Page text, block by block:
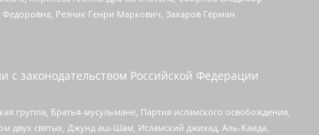
Резник Генри Маркович, Захаров Герман
законодательством Российской Федерации
группа, Братья-мусульмане, Партия исламского освобождения,
двух святых, Джунд аш-Шам, Исламский джихад, Аль-Каида,